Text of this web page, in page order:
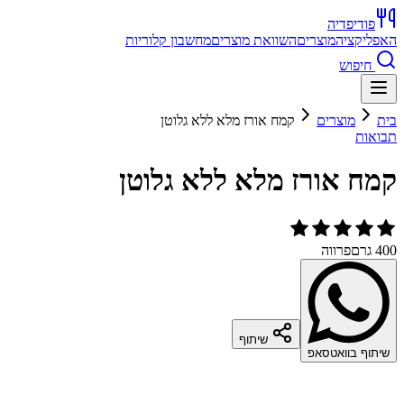
פודיפדיה
האפליקציהמוצריםהשוואת מוצריםמחשבון קלוריות
חיפוש
בית מוצרים
קמח אורז מלא ללא גלוטן
תבואות
קמח אורז מלא ללא גלוטן
400 גרם פרווה
שיתוף בוואטסאפ
שיתוף